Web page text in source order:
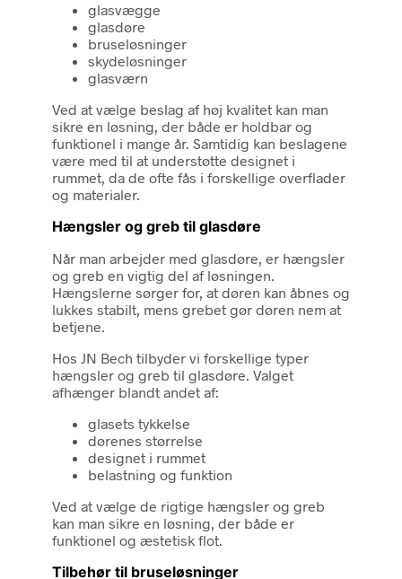
glasvægge
glasdøre
bruseløsninger
skydeløsninger
glasværn
Ved at vælge beslag af høj kvalitet kan man
sikre en løsning, der både er holdbar og
funktionel i mange år. Samtidig kan beslagene
være med til at understøtte designet i
rummet, da de ofte fås i forskellige overflader
og materialer.
Hængsler og greb til glasdøre
Når man arbejder med glasdøre, er hængsler
og greb en vigtig del af løsningen.
Hængslerne sørger for, at døren kan åbnes og
lukkes stabilt, mens grebet gør døren nem at
betjene.
Hos JN Bech tilbyder vi forskellige typer
hængsler og greb til glasdøre. Valget
afhænger blandt andet af:
glasets tykkelse
dørenes størrelse
designet i rummet
belastning og funktion
Ved at vælge de rigtige hængsler og greb
kan man sikre en løsning, der både er
funktionel og æstetisk flot.
Tilbehør til bruseløsninger